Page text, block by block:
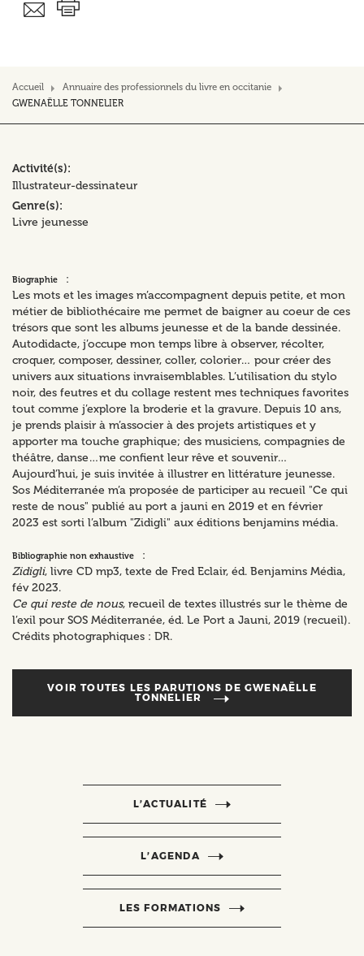
Accueil
Annuaire des professionnels du livre en occitanie
GWENAËLLE TONNELIER
Activité(s)
Illustrateur-dessinateur
Genre(s)
Livre jeunesse
Biographie
:
Les mots et les images m’accompagnent depuis petite, et mon
métier de bibliothécaire me permet de baigner au coeur de ces
trésors que sont les albums jeunesse et de la bande dessinée.
Autodidacte, j’occupe mon temps libre à observer, récolter,
croquer, composer, dessiner, coller, colorier… pour créer des
univers aux situations invraisemblables. L’utilisation du stylo
noir, des feutres et du collage restent mes techniques favorites
tout comme j’explore la broderie et la gravure. Depuis 10 ans,
je prends plaisir à m’associer à des projets artistiques et y
apporter ma touche graphique; des musiciens, compagnies de
théâtre, danse…me confient leur rêve et souvenir…
Aujourd’hui, je suis invitée à illustrer en littérature jeunesse.
Sos Méditerranée m’a proposée de participer au recueil "Ce qui
reste de nous" publié au port a jauni en 2019 et en février
2023 est sorti l’album "Zidigli" aux éditions benjamins média.
Bibliographie non exhaustive
:
Zidigli, livre CD mp3, texte de Fred Eclair, éd. Benjamins Média,
fév 2023.
Ce qui reste de nous, recueil de textes illustrés sur le thème de
l’exil pour SOS Méditerranée, éd. Le Port a Jauni, 2019 (recueil).
Crédits photographiques : DR.
VOIR TOUTES LES PARUTIONS DE GWENAËLLE
TONNELIER
L’ACTUALITÉ
L’AGENDA
LES FORMATIONS